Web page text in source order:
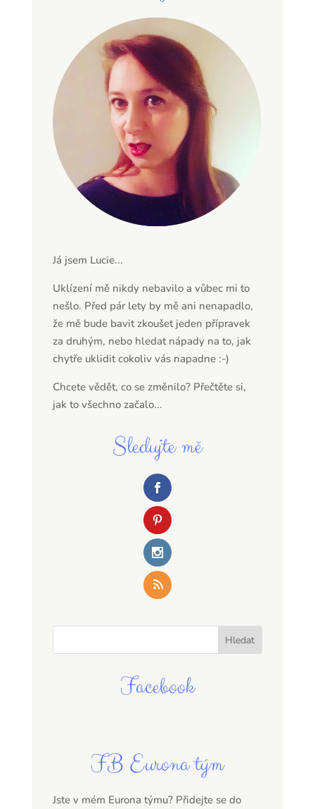
Já jsem Lucie...
Uklízení mě nikdy nebavilo a vůbec mi to
nešlo. Před pár lety by mě ani nenapadlo,
že mě bude bavit zkoušet jeden přípravek
za druhým, nebo hledat nápady na to, jak
chytře uklidit cokoliv vás napadne :-)
Chcete vědět, co se změnilo? Přečtěte si,
jak to všechno začalo...
Sledujte mě
Facebook
FB Eurona tým
Jste v mém Eurona týmu? Přidejte se do